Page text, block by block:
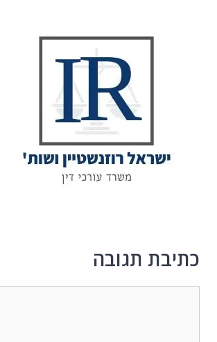
כתיבת תגובה